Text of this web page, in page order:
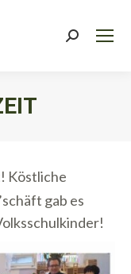
Search:
Köstliche
gab es